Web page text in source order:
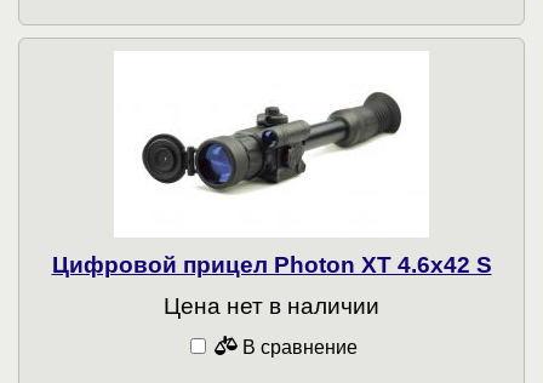
Цифровой прицел Photon XT 4.6x42 S
Цена нет в наличии
В сравнение